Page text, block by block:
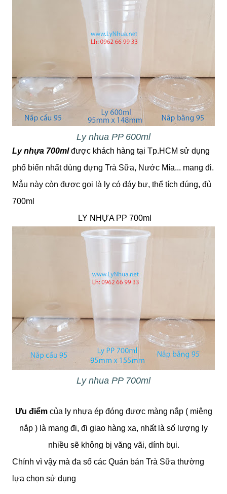
Ly nhua PP 600ml
Ly nhựa 700mlđược khách hàng tại Tp.HCM sử dụng
phổ biến nhất dùng đựng Trà Sữa, Nước Mía... mang đi.
Mẫu này còn được gọi là ly có đáy bự, thể tích đúng, đủ
700ml
LY NHỰA PP 700ml
Ly nhua PP 700ml
Ưu điểmcủa ly nhựa ép đóng được màng nắp ( miệng
nắp ) là mang đi, đi giao hàng xa, nhất là số lượng ly
nhiều sẽ không bị văng vãi, dính bụi.
Chính vì vậy mà đa số các Quán bán Trà Sữa thường
lựa chọn sử dụng